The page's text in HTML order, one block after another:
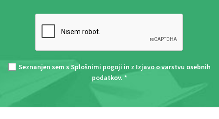
Seznanjen sem s Splošnimi pogoji in z Izjavo o varstvu osebnih
podatkov. *